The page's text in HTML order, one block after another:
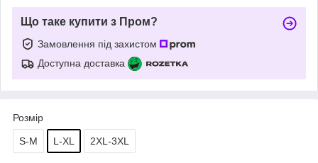
Що таке купити з Пром?
Замовлення під захистом
Доступна доставка
Розмір
S-M L-XL 2XL-3XL